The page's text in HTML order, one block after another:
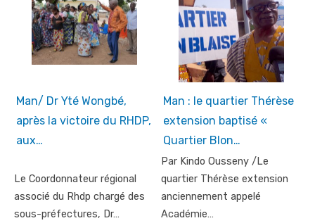
Man/ Dr Yté Wongbé,
après la victoire du RHDP,
aux…
Le Coordonnateur régional
associé du Rhdp chargé des
sous-préfectures, Dr…
Man : le quartier Thérèse
extension baptisé «
Quartier Blon…
Par Kindo Ousseny /Le
quartier Thérèse extension
anciennement appelé
Académie…